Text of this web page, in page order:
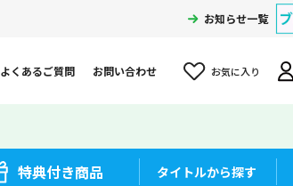
お知らせ一覧
よくあるご質問 お問い合わせ お気に入り
特典付き商品 タイトルから探す